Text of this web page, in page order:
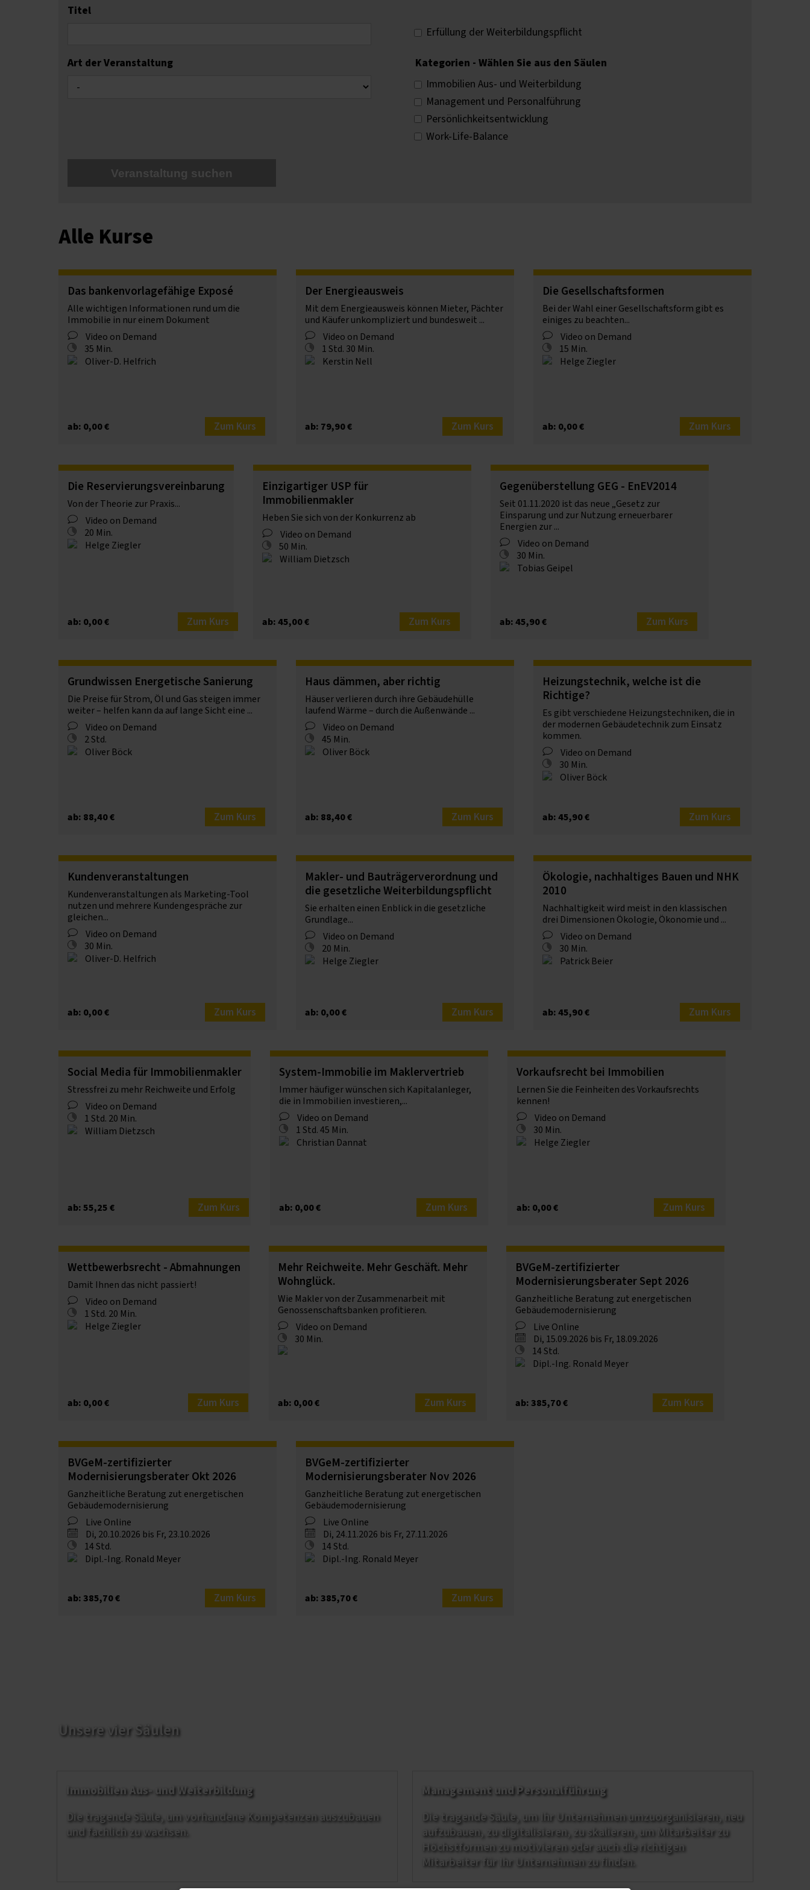
Vorhandene
Titel
Erfüllung der Weiterbildungspflicht
Art der Veranstaltung
Kategorien
Immobilien Aus- und Weiterbildung
Management und Personalführung
Persönlichkeitsentwicklung
Work-Life-Balance
Veranstaltung suchen
Alle Kurse
Das bankenvorlagefähige Exposé
Alle wichtigen Informationen rund um die
Immobilie in nur einem Dokument
Video on Demand
35 Min.
Oliver-D. Helfrich
ab: 0,00 € Zum Kurs
Der Energieausweis
Mit dem Energieausweis können Mieter, Pächter
und Käufer unkompliziert und bundesweit ...
Video on Demand
1 Std. 30 Min.
Kerstin Nell
ab: 79,90 € Zum Kurs
Die Gesellschaftsformen
Bei der Wahl einer Gesellschaftsform gibt es
einiges zu beachten...
Video on Demand
15 Min.
Helge Ziegler
ab: 0,00 € Zum Kurs
Die Reservierungsvereinbarung
Von der Theorie zur Praxis...
Video on Demand
20 Min.
Helge Ziegler
ab: 0,00 € Zum Kurs
Einzigartiger USP für
Immobilienmakler
Heben Sie sich von der Konkurrenz ab
Video on Demand
50 Min.
William Dietzsch
ab: 45,00 € Zum Kurs
Gegenüberstellung GEG - EnEV2014
Seit 01.11.2020 ist das neue „Gesetz zur
Einsparung und zur Nutzung erneuerbarer
Energien zur ...
Video on Demand
30 Min.
Tobias Geipel
ab: 45,90 € Zum Kurs
Grundwissen Energetische Sanierung
Die Preise für Strom, Öl und Gas steigen immer
weiter – helfen kann da auf lange Sicht eine ...
Video on Demand
2 Std.
Oliver Böck
ab: 88,40 € Zum Kurs
Haus dämmen, aber richtig
Häuser verlieren durch ihre Gebäudehülle
laufend Wärme – durch die Außenwände ...
Video on Demand
45 Min.
Oliver Böck
ab: 88,40 € Zum Kurs
Heizungstechnik, welche ist die
Richtige?
Es gibt verschiedene Heizungstechniken, die in
der modernen Gebäudetechnik zum Einsatz
kommen.
Video on Demand
30 Min.
Oliver Böck
ab: 45,90 € Zum Kurs
Kundenveranstaltungen
Kundenveranstaltungen als Marketing-Tool
nutzen und mehrere Kundengespräche zur
gleichen...
Video on Demand
30 Min.
Oliver-D. Helfrich
ab: 0,00 € Zum Kurs
Makler- und Bauträgerverordnung und
die gesetzliche Weiterbildungspflicht
Sie erhalten einen Enblick in die gesetzliche
Grundlage...
Video on Demand
20 Min.
Helge Ziegler
ab: 0,00 € Zum Kurs
Ökologie, nachhaltiges Bauen und NHK
2010
Nachhaltigkeit wird meist in den klassischen
drei Dimensionen Ökologie, Ökonomie und ...
Video on Demand
30 Min.
Patrick Beier
ab: 45,90 € Zum Kurs
Social Media für Immobilienmakler
Stressfrei zu mehr Reichweite und Erfolg
Video on Demand
1 Std. 20 Min.
William Dietzsch
ab: 55,25 € Zum Kurs
System-Immobilie im Maklervertrieb
Immer häufiger wünschen sich Kapitalanleger,
die in Immobilien investieren,...
Video on Demand
1 Std. 45 Min.
Christian Dannat
ab: 0,00 € Zum Kurs
Vorkaufsrecht bei Immobilien
Lernen Sie die Feinheiten des Vorkaufsrechts
kennen!
Video on Demand
30 Min.
Helge Ziegler
ab: 0,00 € Zum Kurs
Wettbewerbsrecht - Abmahnungen
Damit Ihnen das nicht passiert!
Video on Demand
1 Std. 20 Min.
Helge Ziegler
ab: 0,00 € Zum Kurs
Mehr Reichweite. Mehr Geschäft. Mehr
Wohnglück.
Wie Makler von der Zusammenarbeit mit
Genossenschaftsbanken profitieren.
Video on Demand
30 Min.
ab: 0,00 € Zum Kurs
BVGeM-zertifizierter
Modernisierungsberater Sept 2026
Ganzheitliche Beratung zut energetischen
Gebäudemodernisierung
Live Online
Di, 15.09.2026 bis Fr, 18.09.2026
14 Std.
Dipl.-Ing. Ronald Meyer
ab: 385,70 € Zum Kurs
BVGeM-zertifizierter
Modernisierungsberater Okt 2026
Ganzheitliche Beratung zut energetischen
Gebäudemodernisierung
Live Online
Di, 20.10.2026 bis Fr, 23.10.2026
14 Std.
Dipl.-Ing. Ronald Meyer
ab: 385,70 € Zum Kurs
BVGeM-zertifizierter
Modernisierungsberater Nov 2026
Ganzheitliche Beratung zut energetischen
Gebäudemodernisierung
Live Online
Di, 24.11.2026 bis Fr, 27.11.2026
14 Std.
Dipl.-Ing. Ronald Meyer
ab: 385,70 € Zum Kurs
Unsere vier Säulen
Immobilien Aus- und Weiterbildung
Die tragende Säule, um vorhandene Kompetenzen auszubauen
und fachlich zu wachsen.
Management und Personalführung
Die tragende Säule, um Ihr Unternehmen umzuorganisieren, neu
aufzubauen, zu digitalisieren, zu skalieren, um Mitarbeiter zu
Höchstformen zu motivieren oder auch die richtigen
Mitarbeiter für Ihr Unternehmen zu finden.